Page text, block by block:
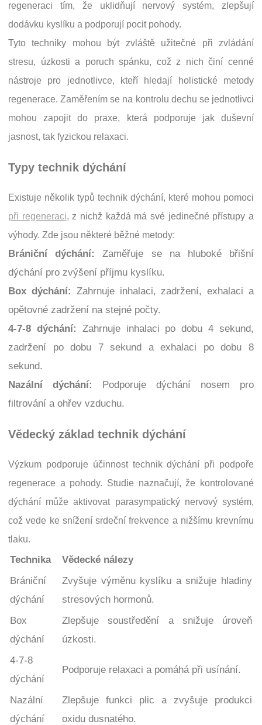
regeneraci tím, že uklidňují nervový systém, zlepšují
dodávku kyslíku a podporují pocit pohody.
Tyto techniky mohou být zvláště užitečné při zvládání
stresu, úzkosti a poruch spánku, což z nich činí cenné
nástroje pro jednotlivce, kteří hledají holistické metody
regenerace. Zaměřením se na kontrolu dechu se jednotlivci
mohou zapojit do praxe, která podporuje jak duševní
jasnost, tak fyzickou relaxaci.
Typy technik dýchání
Existuje několik typů technik dýchání, které mohou pomoci
při regeneraci, z nichž každá má své jedinečné přístupy a
výhody. Zde jsou některé běžné metody:
Brániční dýchání:
Zaměřuje se na hluboké břišní
dýchání pro zvýšení příjmu kyslíku.
Box dýchání: Zahrnuje inhalaci, zadržení, exhalaci a
opětovné zadržení na stejné počty.
4-7-8 dýchání: Zahrnuje inhalaci po dobu 4 sekund,
zadržení po dobu 7 sekund a exhalaci po dobu 8
sekund.
Nazální dýchání:
Podporuje dýchání nosem pro
filtrování a ohřev vzduchu.
Vědecký základ technik dýchání
Výzkum podporuje účinnost technik dýchání při podpoře
regenerace a pohody. Studie naznačují, že kontrolované
dýchání může aktivovat parasympatický nervový systém,
což vede ke snížení srdeční frekvence a nižšímu krevnímu
tlaku.
Technika
Vědecké nálezy
Brániční
dýchání
Zvyšuje výměnu kyslíku a snižuje hladiny
stresových hormonů.
Box
dýchání
Zlepšuje soustředění a snižuje úroveň
úzkosti.
4-7-8
dýchání
Podporuje relaxaci a pomáhá při usínání.
Nazální
dýchání
Zlepšuje funkci plic a zvyšuje produkci
oxidu dusnatého.